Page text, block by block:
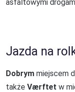
asfaltowymi
Jazda na
Dobrym miejscem
także Værftet w